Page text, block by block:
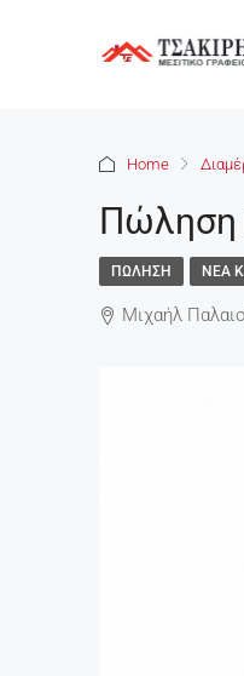
Home
Πώληση
ΠΏΛΗΣΗ ΝΈΑ
Μιχαήλ